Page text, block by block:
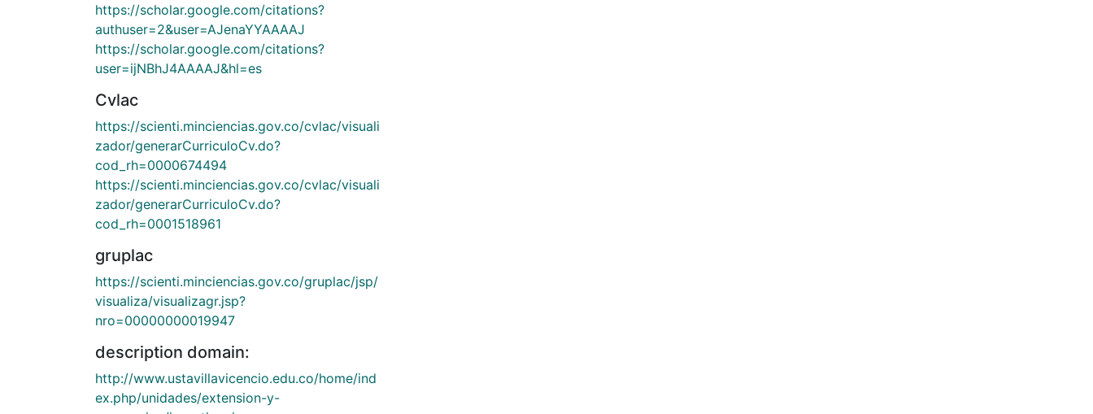
https://scholar.google.com/citations?
authuser=2&user=AJenaYYAAAAJ
https://scholar.google.com/citations?
user=ijNBhJ4AAAAJ&hl=es
Cvlac
https://scienti.minciencias.gov.co/cvlac/visuali
zador/generarCurriculoCv.do?
cod_rh=0000674494
https://scienti.minciencias.gov.co/cvlac/visuali
zador/generarCurriculoCv.do?
cod_rh=0001518961
gruplac
https://scienti.minciencias.gov.co/gruplac/jsp/
visualiza/visualizagr.jsp?
nro=00000000019947
description domain:
http://www.ustavillavicencio.edu.co/home/ind
ex.php/unidades/extension-y-